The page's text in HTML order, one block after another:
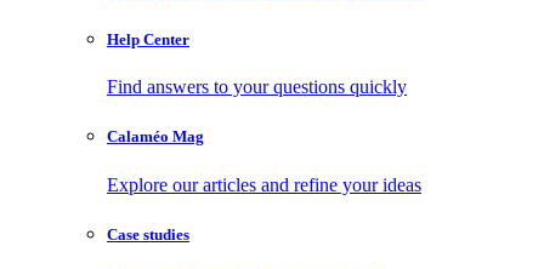
Help Center
Find answers to your questions quickly
Calaméo Mag
Explore our articles and refine your ideas
Case studies